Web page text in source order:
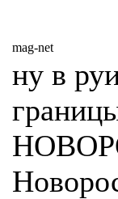
mag-net
ну в